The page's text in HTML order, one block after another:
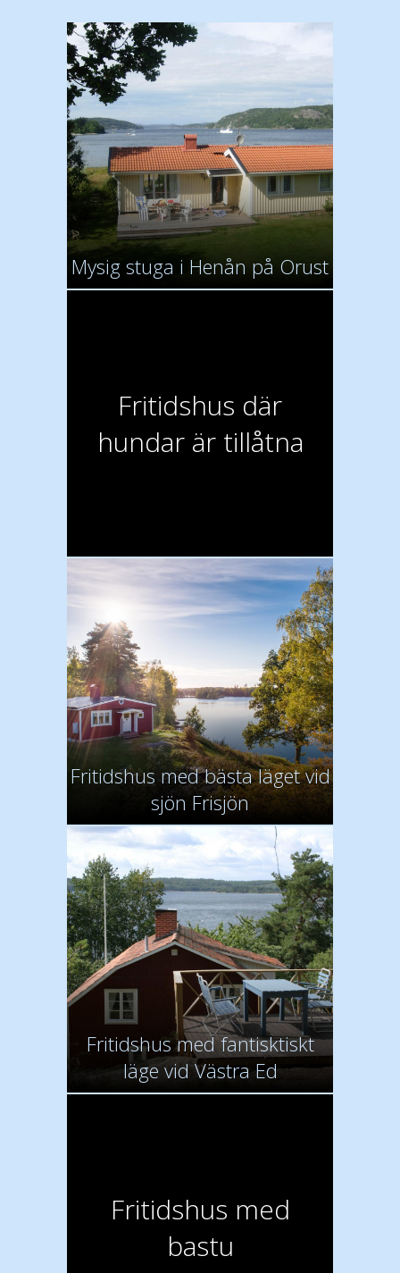
Mysig stuga i Henån på Orust
Fritidshus där
hundar är tillåtna
Fritidshus med bästa läget vid
sjön Frisjön
Fritidshus med fantisktiskt
läge vid Västra Ed
Fritidshus med
bastu